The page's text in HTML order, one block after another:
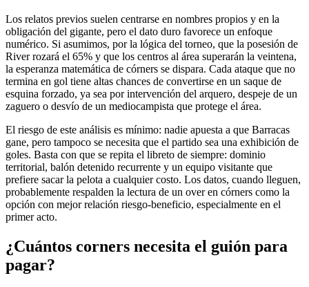
Los relatos previos suelen centrarse en nombres propios y en la
obligación del gigante, pero el dato duro favorece un enfoque
numérico. Si asumimos, por la lógica del torneo, que la posesión de
River rozará el 65% y que los centros al área superarán la veintena,
la esperanza matemática de córners se dispara. Cada ataque que no
termina en gol tiene altas chances de convertirse en un saque de
esquina forzado, ya sea por intervención del arquero, despeje de un
zaguero o desvío de un mediocampista que protege el área.
El riesgo de este análisis es mínimo: nadie apuesta a que Barracas
gane, pero tampoco se necesita que el partido sea una exhibición de
goles. Basta con que se repita el libreto de siempre: dominio
territorial, balón detenido recurrente y un equipo visitante que
prefiere sacar la pelota a cualquier costo. Los datos, cuando lleguen,
probablemente respalden la lectura de un over en córners como la
opción con mejor relación riesgo-beneficio, especialmente en el
primer acto.
¿Cuántos corners necesita el guión para
pagar?